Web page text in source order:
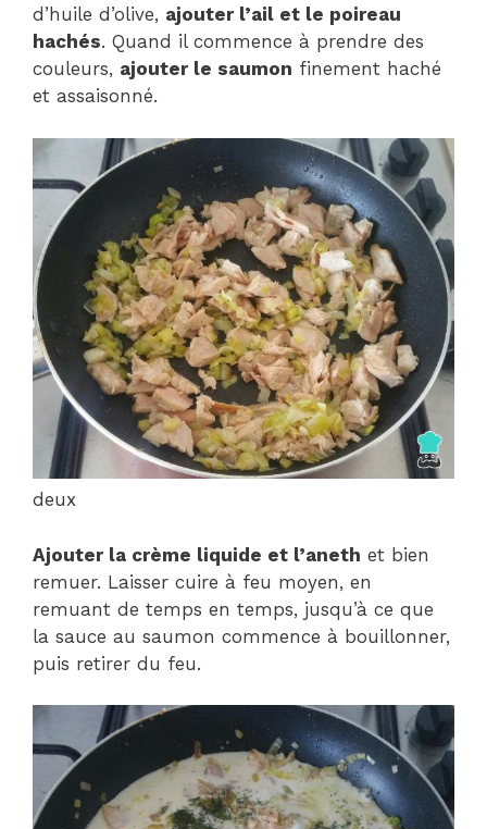
d’huile d’olive, ajouter l’ail et le poireau
hachés. Quand il commence à prendre des
couleurs, ajouter le saumon finement haché
et assaisonné.
deux
Ajouter la crème liquide et l’aneth et bien
remuer. Laisser cuire à feu moyen, en
remuant de temps en temps, jusqu’à ce que
la sauce au saumon commence à bouillonner,
puis retirer du feu.